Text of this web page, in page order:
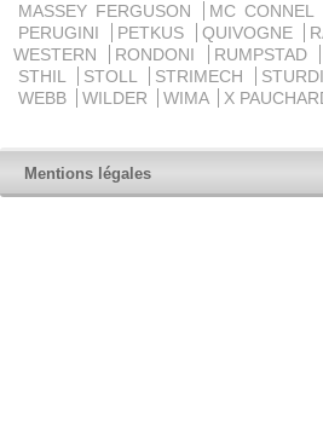
MASSEY FERGUSON
MC CONNEL
PERUGINI
PETKUS QUIVOGNE
WESTERN
RONDONI RUMPSTAD
STHIL
STOLL STRIMECH
WEBB
WILDER WIMA X
Mentions légales